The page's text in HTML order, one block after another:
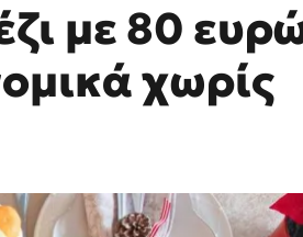
με 80
χωρίς